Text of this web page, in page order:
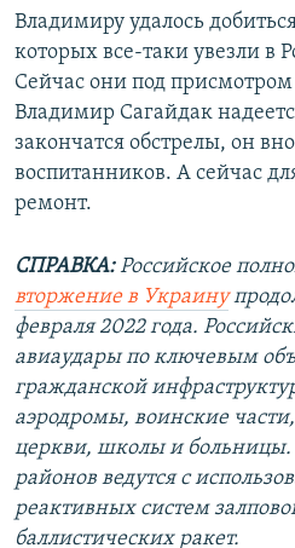
Владимиру удалось
которых все-таки увезли в
Сейчас они под присмотром
Владимир Сагайдак
закончатся обстрелы, он
воспитанников. А сейчас
ремонт.
СПРАВКА:Российское
вторжение в Украину
февраля 2022 года.
авиаудары по ключевым
гражданской
аэродромы, воинские
церкви, школы и
районов ведутся с
реактивных систем
баллистических ракет.